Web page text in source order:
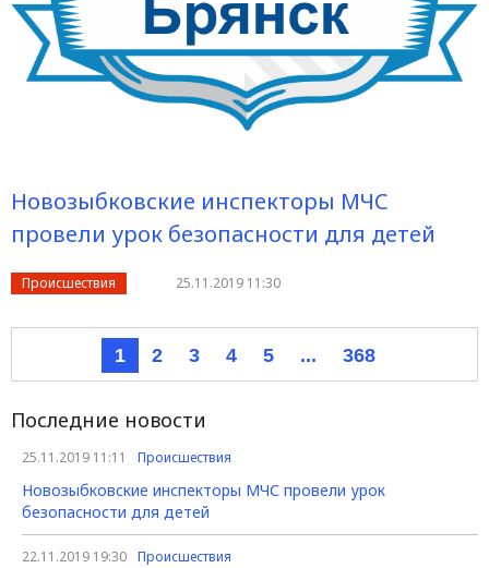
Новозыбковские инспекторы МЧС
провели урок безопасности для детей
Происшествия 25.11.2019 11:30
1 2 3 4 5 ... 368
Последние новости
25.11.2019 11:11 Происшествия
Новозыбковские инспекторы МЧС провели урок
безопасности для детей
22.11.2019 19:30 Происшествия